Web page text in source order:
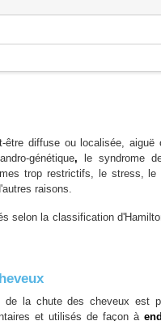
diffuse ou localisée, aiguë
andro-génétique, le syndrome
trop restrictifs, le stress, le
raisons.
selon la classification
la chute des cheveux est
et utilisés de façon à